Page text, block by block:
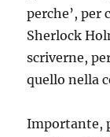
perche’, per
Sherlock
scriverne,
quello nella
Importante,